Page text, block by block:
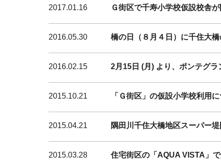
2017.01.16 Ｇ街区で千寿小学校仮設校舎
2016.05.30 橋の日（８月４日）に千住大
2016.02.15 2月15日 (月) より、ポンテグ
2015.10.21 「Ｇ街区」の仮設小学校利用
2015.04.21 隅田川千住大橋地区スーパー
2015.03.28 住宅街区の「AQUA VISTA」